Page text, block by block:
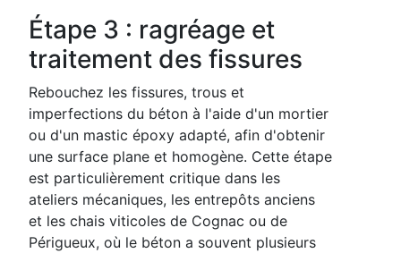
Étape 3 : ragréage et
traitement des fissures
Rebouchez les fissures, trous et
imperfections du béton à l'aide d'un mortier
ou d'un mastic époxy adapté, afin d'obtenir
une surface plane et homogène. Cette étape
est particulièrement critique dans les
ateliers mécaniques, les entrepôts anciens
et les chais viticoles de Cognac ou de
Périgueux, où le béton a souvent plusieurs